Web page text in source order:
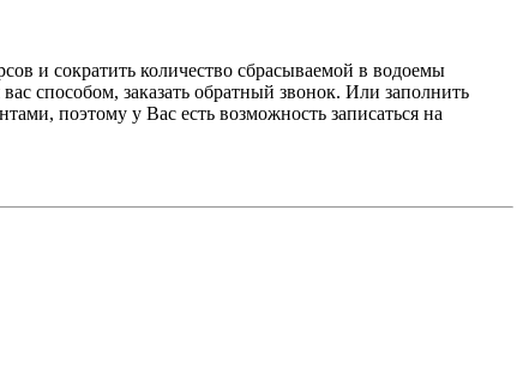
и сократить количество сбрасываемой в водоемы
способом, заказать обратный звонок. Или заполнить
поэтому у Вас есть возможность записаться на